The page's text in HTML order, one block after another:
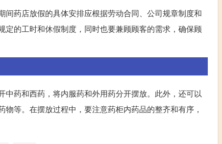
药店放假的具体安排应根据劳动合同、公司规章制度和
的工时和休假制度，同时也要兼顾顾客的需求，确保顾
药和西药，将内服药和外用药分开摆放。此外，还可以
等。在摆放过程中，要注意药柜内药品的整齐和有序，